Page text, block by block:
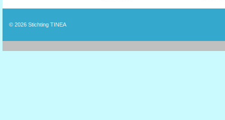
© 2026 Stichting TINEA